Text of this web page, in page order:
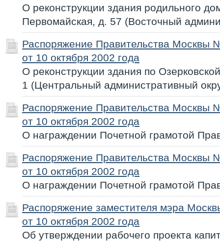
О реконструкции здания родильного
Первомайская, д. 57 (Восточный
Распоряжение Правительства Москвы
от 10 октября 2002 года
О реконструкции здания по
1 (Центральный административный
Распоряжение Правительства Москвы
от 10 октября 2002 года
О награждении Почетной грамотой
Распоряжение Правительства Москвы
от 10 октября 2002 года
О награждении Почетной грамотой
Распоряжение заместителя мэра
от 10 октября 2002 года
Об утверждении рабочего проекта